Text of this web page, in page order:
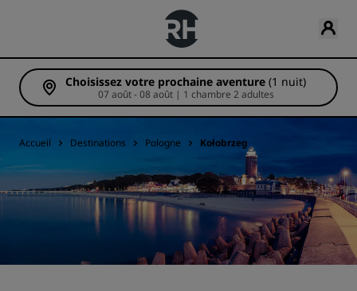
Choisissez votre prochaine aventure (1 nuit)
07 août - 08 août | 1 chambre 2 adultes
Accueil Destinations Pologne Kołobrzeg